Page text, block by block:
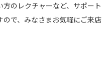
のレクチャーなど、サポート
で、みなさまお気軽にご来店